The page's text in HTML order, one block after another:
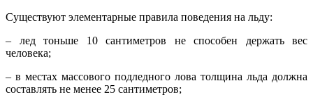
Существуют элементарные правила поведения на льду:
– лед тоньше 10 сантиметров не способен держать вес
человека;
– в местах массового подледного лова толщина льда должна
составлять не менее 25 сантиметров;